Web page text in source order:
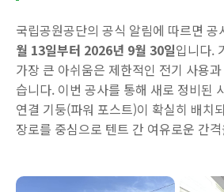
국립공원공단의 공식 알림에 따르면 공
월 13일부터 2026년 9월 30일입니다.
가장 큰 아쉬움은 제한적인 전기 사용
습니다. 이번 공사를 통해 새로 정비된
연결 기둥(파워 포스트)이 확실히 배치
장로를 중심으로 텐트 간 여유로운 간